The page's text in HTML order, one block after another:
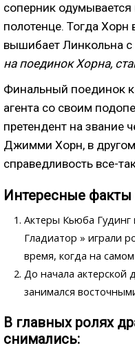
соперник одумывается
полотенце. Тогда Хорн
вышибает Линкольна с
на поединок Хорна,
Финальный поединок
агента со своим
претендент на звание
Джимми Хорн, в
справедливость все-
Интересные факты
Актеры Кьюба
Гладиатор » играли
время, когда на
До начала актерской
занимался
В главных ролях
снимались: